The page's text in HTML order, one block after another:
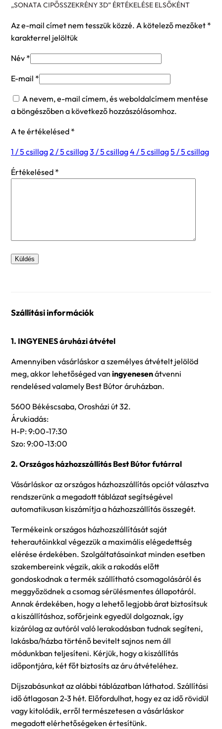
„SONATA CIPŐSSZEKRÉNY 3D” ÉRTÉKELÉSE ELSŐKÉNT
Az e-mail címet nem tesszük közzé. A kötelező mezőket *
karakterrel jelöltük
Név *
E-mail *
A nevem, e-mail címem, és weboldalcímem mentése
a böngészőben a következő hozzászólásomhoz.
A te értékelésed *
1 / 5 csillag2 / 5 csillag3 / 5 csillag4 / 5 csillag5 / 5 csillag
Értékelésed *
Szállítási információk
1. INGYENES áruházi átvétel
Amennyiben vásárláskor a személyes átvételt jelölöd
meg, akkor lehetőséged van ingyenesenátvenni
rendelésed valamely Best Bútor áruházban.
5600 Békéscsaba, Orosházi út 32.
Árukiadás:
H-P: 9:00-17:30
Szo: 9:00-13:00
2. Országos házhozszállítás Best Bútor futárral
Vásárláskor az országos házhozszállítás opciót választva
rendszerünk a megadott táblázat segítségével
automatikusan kiszámítja a házhozszállítás összegét.
Termékeink országos házhozszállítását saját
teherautóinkkal végezzük a maximális elégedettség
elérése érdekében. Szolgáltatásainkat minden esetben
szakembereink végzik, akik a rakodás előtt
gondoskodnak a termék szállítható csomagolásáról és
meggyőzödnek a csomag sérülésmentes állapotáról.
Annak érdekében, hogy a lehető legjobb árat biztosítsuk
a kiszállításhoz, sofőrjeink egyedül dolgoznak, így
kizárólag az autóról való lerakodásban tudnak segíteni,
lakásba/házba történő bevitelt sajnos nem áll
módunkban teljesíteni. Kérjük, hogy a kiszállítás
időpontjára, két főt biztosíts az áru átvételéhez.
Díjszabásunkat az alábbi táblázatban láthatod. Szállítási
idő átlagosan 2-3 hét. Előfordulhat, hogy ez az idő rövidül
vagy kitolódik, erről természetesen a vásárláskor
megadott elérhetőségeken értesítünk.